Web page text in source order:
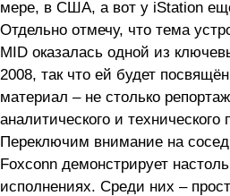
мере, в США, а вот у iStation
Отдельно отмечу, что тема
MID оказалась одной из
2008, так что ей будет
материал – не столько
аналитического и технического
Переключим внимание на
Foxconn демонстрирует
исполнениях. Среди них –